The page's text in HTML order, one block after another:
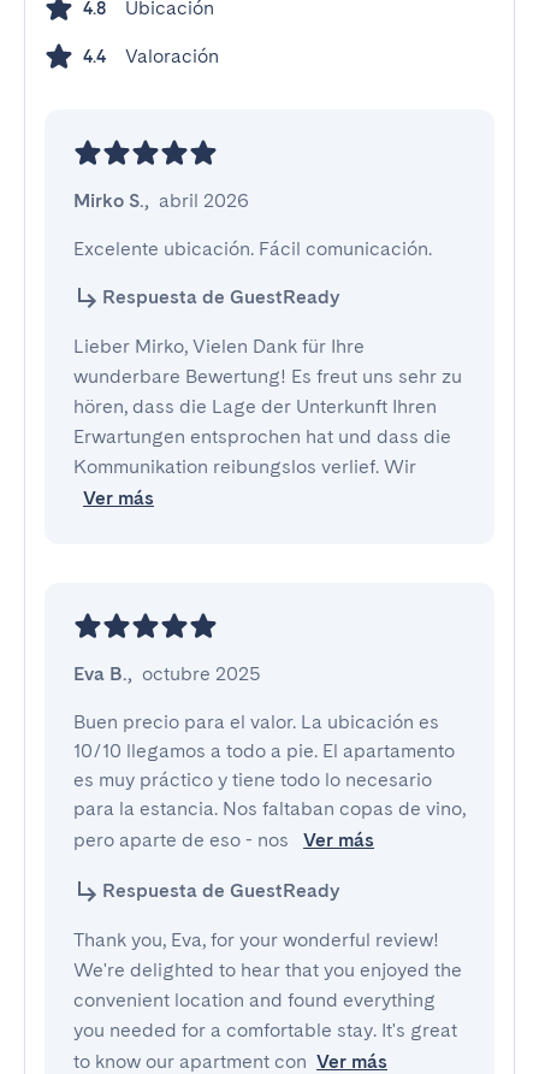
4.8 Ubicación
4.4 Valoración
Mirko S., abril 2026
Excelente ubicación. Fácil comunicación.
Respuesta de GuestReady
Lieber Mirko, Vielen Dank für Ihre
wunderbare Bewertung! Es freut uns sehr zu
hören, dass die Lage der Unterkunft Ihren
Erwartungen entsprochen hat und dass die
Kommunikation reibungslos verlief. Wir
Ver más
Eva B., octubre 2025
Buen precio para el valor. La ubicación es
10/10 llegamos a todo a pie. El apartamento
es muy práctico y tiene todo lo necesario
para la estancia. Nos faltaban copas de vino,
pero aparte de eso - nos
Ver más
Respuesta de GuestReady
Thank you, Eva, for your wonderful review!
We're delighted to hear that you enjoyed the
convenient location and found everything
you needed for a comfortable stay. It's great
to know our apartment con Ver más